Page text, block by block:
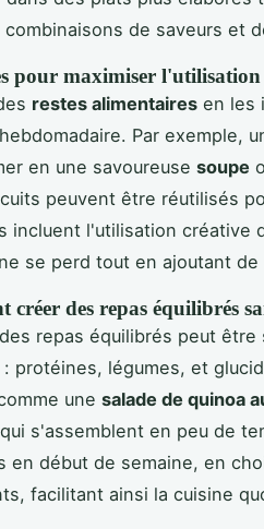
combinaisons de saveurs et
pour maximiser l'utilisation
restes alimentaires en les
Par exemple,
en une savoureuse soupe
peuvent être réutilisés
incluent l'utilisation créative
se perd tout en ajoutant de
créer des repas équilibrés
repas équilibrés peut être
protéines, légumes, et
une salade de quinoa
s'assemblent en peu de
en début de semaine, en
facilitant ainsi la cuisine